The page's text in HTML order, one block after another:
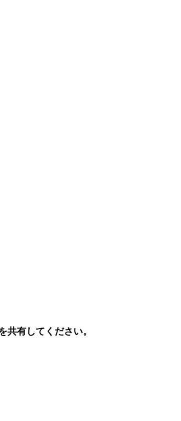
共有してください。